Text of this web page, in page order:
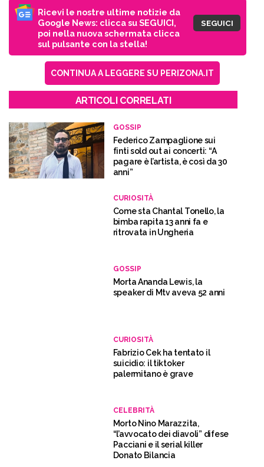
Ricevi le nostre ultime notizie da
Google News: clicca su SEGUICI,
poi nella nuova schermata clicca
sul pulsante con la stella!
SEGUICI
CONTINUA A LEGGERE SU PERIZONA.IT
ARTICOLI CORRELATI
GOSSIP
Federico Zampaglione sui
finti sold out ai concerti: “A
pagare è l’artista, è così da 30
anni”
CURIOSITÀ
Come sta Chantal Tonello, la
bimba rapita 13 anni fa e
ritrovata in Ungheria
GOSSIP
Morta Ananda Lewis, la
speaker di Mtv aveva 52 anni
CURIOSITÀ
Fabrizio Cek ha tentato il
suicidio: il tiktoker
palermitano è grave
CELEBRITÀ
Morto Nino Marazzita,
“l’avvocato dei diavoli” difese
Pacciani e il serial killer
Donato Bilancia